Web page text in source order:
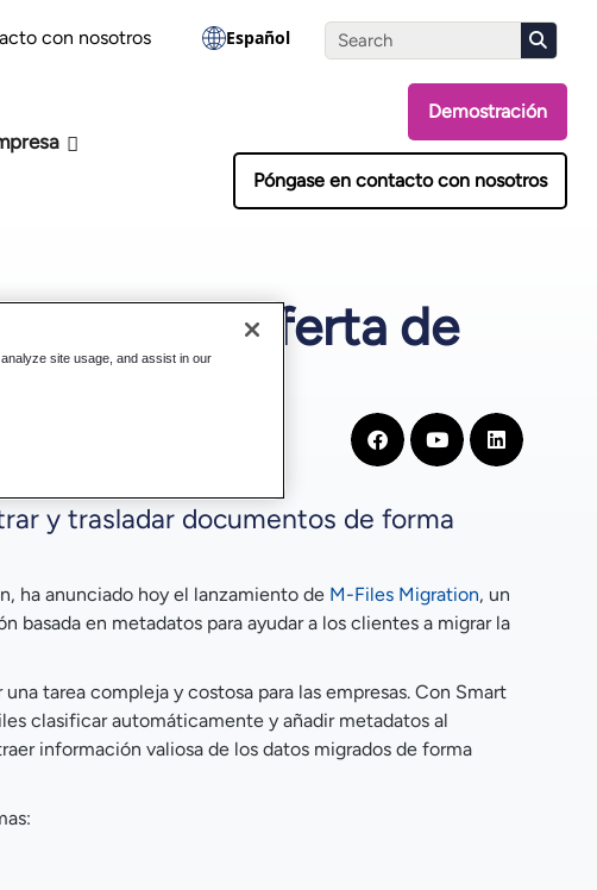
con nosotros Español
Demostración
Póngase en contacto con nosotros
nueva oferta de
y trasladar documentos de forma
ha anunciado hoy el lanzamiento de M-Files Migration, un
en metadatos para ayudar a los clientes a migrar la
tarea compleja y costosa para las empresas. Con Smart
clasificar automáticamente y añadir metadatos al
información valiosa de los datos migrados de forma
Realiza la evaluación
site usage, and assist in our